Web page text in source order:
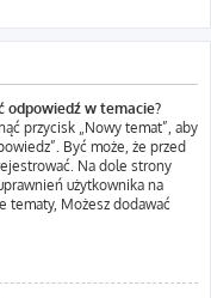
odpowiedź w temacie?
przycisk „Nowy temat”, aby
Być może, że przed
Na dole strony
użytkownika na
tematy, Możesz dodawać